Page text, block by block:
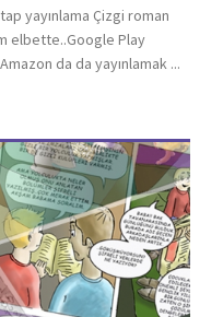
yayınlama Çizgi roman
elbette..Google Play
da da yayınlamak ...